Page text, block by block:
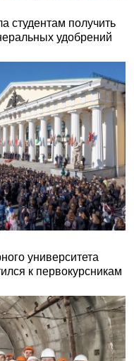
студентам получить
удобрений
университета
к первокурсникам